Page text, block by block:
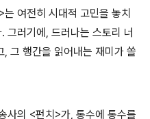
여전히 시대적 고민을 놓치
그러기에, 드러나는 스토리 너
그 행간을 읽어내는 재미가 쏠
사의 <펀치>가, 통수에 통수를